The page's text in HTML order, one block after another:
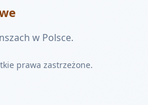
w Polsce.
prawa zastrzeżone.